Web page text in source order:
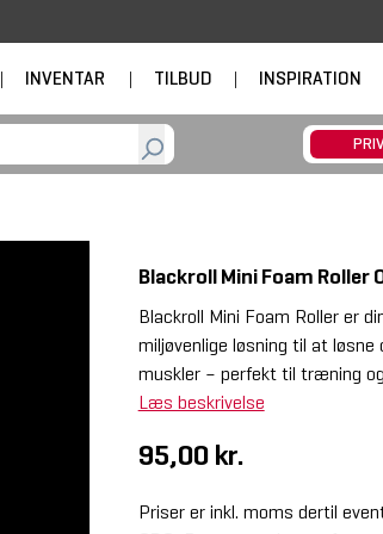
| INVENTAR | TILBUD | INSPIRATION
Blackroll Mini Foam Roller
Blackroll Mini Foam Roller er
miljøvenlige løsning til at løsne
muskler – perfekt til træning
Læs beskrivelse
95,00 kr.
Priser er inkl. moms dertil